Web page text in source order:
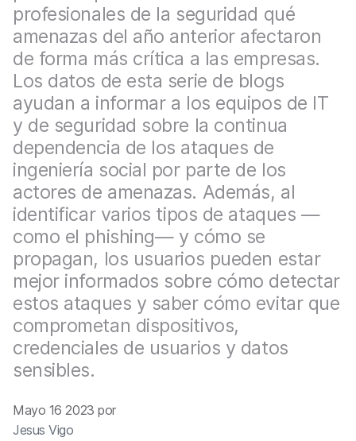
profesionales de la seguridad qué
amenazas del año anterior afectaron
de forma más crítica a las empresas.
Los datos de esta serie de blogs
ayudan a informar a los equipos de IT
y de seguridad sobre la continua
dependencia de los ataques de
ingeniería social por parte de los
actores de amenazas. Además, al
identificar varios tipos de ataques —
como el phishing— y cómo se
propagan, los usuarios pueden estar
mejor informados sobre cómo detectar
estos ataques y saber cómo evitar que
comprometan dispositivos,
credenciales de usuarios y datos
sensibles.
Mayo 16 2023 por
Jesus Vigo